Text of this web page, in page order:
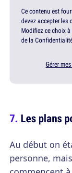
Ce contenu est
devez accepter les
Modifiez ce choix
de la
Gérer
Les plans
Au début on
personne,